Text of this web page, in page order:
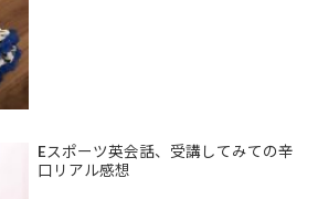
Eスポーツ英会話、受講してみての辛
口リアル感想